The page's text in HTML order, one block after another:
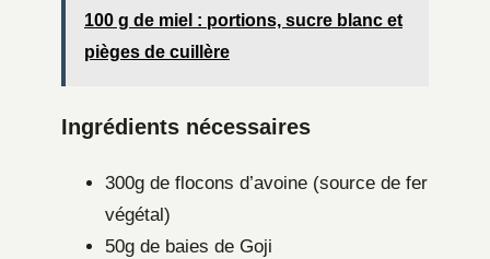
100 g de miel : portions, sucre blanc et
pièges de cuillère
Ingrédients nécessaires
300g de flocons d’avoine (source de fer
végétal)
50g de baies de Goji